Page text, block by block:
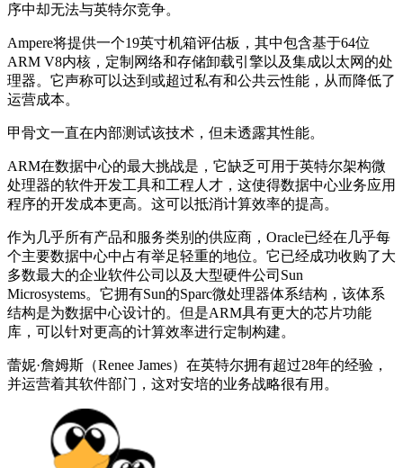
序中却无法与英特尔竞争。
Ampere将提供一个19英寸机箱评估板，其中包含基于64位
ARM V8内核，定制网络和存储卸载引擎以及集成以太网的处
理器。它声称可以达到或超过私有和公共云性能，从而降低了
运营成本。
甲骨文一直在内部测试该技术，但未透露其性能。
ARM在数据中心的最大挑战是，它缺乏可用于英特尔架构微
处理器的软件开发工具和工程人才，这使得数据中心业务应用
程序的开发成本更高。这可以抵消计算效率的提高。
作为几乎所有产品和服务类别的供应商，Oracle已经在几乎每
个主要数据中心中占有举足轻重的地位。它已经成功收购了大
多数最大的企业软件公司以及大型硬件公司Sun
Microsystems。它拥有Sun的Sparc微处理器体系结构，该体系
结构是为数据中心设计的。但是ARM具有更大的芯片功能
库，可以针对更高的计算效率进行定制构建。
蕾妮·詹姆斯（Renee James）在英特尔拥有超过28年的经验，
并运营着其软件部门，这对安培的业务战略很有用。